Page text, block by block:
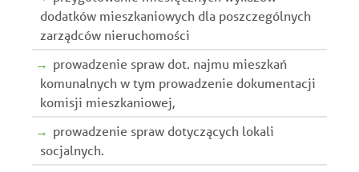
dodatków mieszkaniowych dla poszczególnych
zarządców nieruchomości
prowadzenie spraw dot. najmu mieszkań
komunalnych w tym prowadzenie dokumentacji
komisji mieszkaniowej,
prowadzenie spraw dotyczących lokali
socjalnych.